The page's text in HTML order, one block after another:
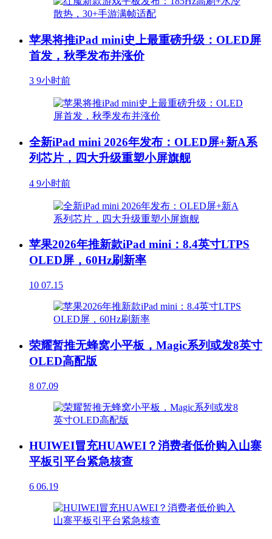
苹果将推iPad mini史上最重磅升级：OLED屏
首发，秋季发布并涨价
3 9小时前
全新iPad mini 2026年发布：OLED屏+新A系
列芯片，四大升级重塑小屏旗舰
4 9小时前
苹果2026年推新款iPad mini：8.4英寸LTPS
OLED屏，60Hz刷新率
10 07.15
荣耀暂推无蜂窝小平板，Magic系列或发8英寸
OLED高配版
8 07.09
HUIWEI冒充HUAWEI？消费者低价购入山寨
平板引平台紧急核查
6 06.19